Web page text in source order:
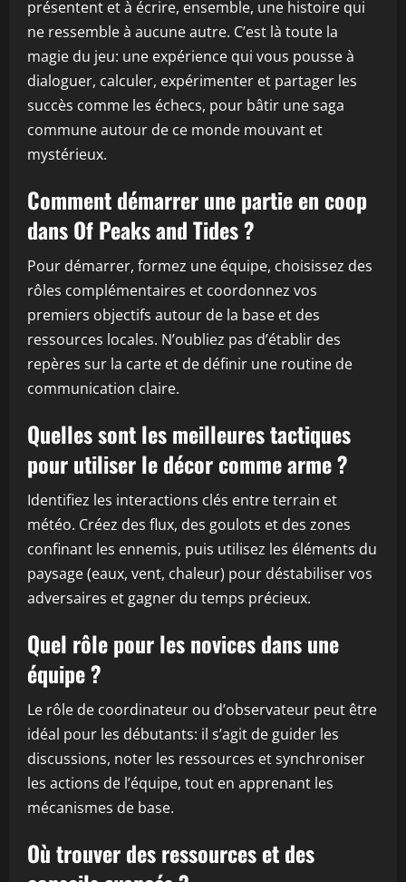
présentent et à écrire, ensemble, une histoire qui
ne ressemble à aucune autre. C’est là toute la
magie du jeu: une expérience qui vous pousse à
dialoguer, calculer, expérimenter et partager les
succès comme les échecs, pour bâtir une saga
commune autour de ce monde mouvant et
mystérieux.
Comment démarrer une partie en coop
dans Of Peaks and Tides ?
Pour démarrer, formez une équipe, choisissez des
rôles complémentaires et coordonnez vos
premiers objectifs autour de la base et des
ressources locales. N’oubliez pas d’établir des
repères sur la carte et de définir une routine de
communication claire.
Quelles sont les meilleures tactiques
pour utiliser le décor comme arme ?
Identifiez les interactions clés entre terrain et
météo. Créez des flux, des goulots et des zones
confinant les ennemis, puis utilisez les éléments du
paysage (eaux, vent, chaleur) pour déstabiliser vos
adversaires et gagner du temps précieux.
Quel rôle pour les novices dans une
équipe ?
Le rôle de coordinateur ou d’observateur peut être
idéal pour les débutants: il s’agit de guider les
discussions, noter les ressources et synchroniser
les actions de l’équipe, tout en apprenant les
mécanismes de base.
Où trouver des ressources et des